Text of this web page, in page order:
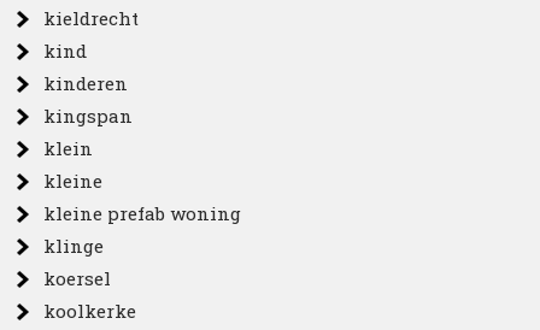
kieldrecht
kind
kinderen
kingspan
klein
kleine
kleine prefab woning
klinge
koersel
koolkerke